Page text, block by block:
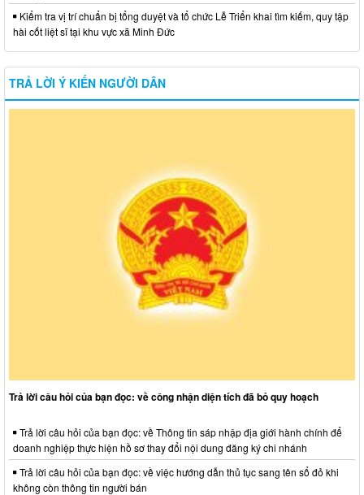
Kiểm tra vị trí chuẩn bị tổng duyệt và tổ chức Lễ Triển khai tìm kiếm, quy tập
hài cốt liệt sĩ tại khu vực xã Minh Đức
TRẢ LỜI Ý KIẾN NGƯỜI DÂN
Trả lời câu hỏi của bạn đọc: về công nhận diện tích đã bỏ quy hoạch
Trả lời câu hỏi của bạn đọc: về Thông tin sáp nhập địa giới hành chính để
doanh nghiệp thực hiện hồ sơ thay đổi nội dung đăng ký chi nhánh
Trả lời câu hỏi của bạn đọc: về việc hướng dẫn thủ tục sang tên sổ đỏ khi
không còn thông tin người bán